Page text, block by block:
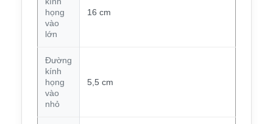
họng
vào
lớn
16 cm
Đường
kính
họng
vào
nhỏ
5,5 cm